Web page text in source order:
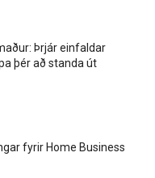
Þrjár einfaldar
þér að standa út
fyrir Home Business